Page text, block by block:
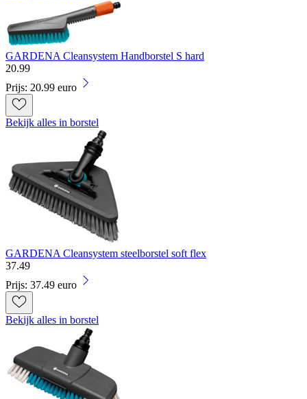
GARDENA Cleansystem Handborstel S hard
20.99
Prijs: 20.99 euro
Bekijk alles in borstel
GARDENA Cleansystem steelborstel soft flex
37.49
Prijs: 37.49 euro
Bekijk alles in borstel